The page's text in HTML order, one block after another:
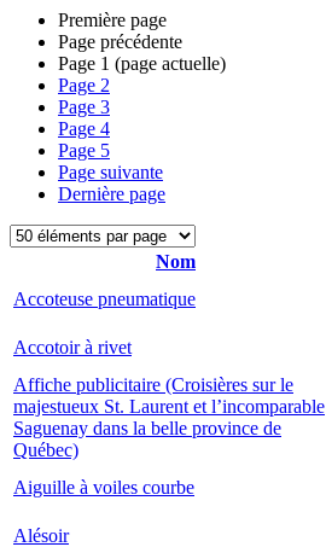
Première page
Page précédente
Page 1 (page actuelle)
Page 2
Page 3
Page 4
Page 5
Page suivante
Dernière page
Nom
Accoteuse pneumatique
Accotoir à rivet
Affiche publicitaire (Croisières sur le
majestueux St. Laurent et l’incomparable
Saguenay dans la belle province de
Québec)
Aiguille à voiles courbe
Alésoir